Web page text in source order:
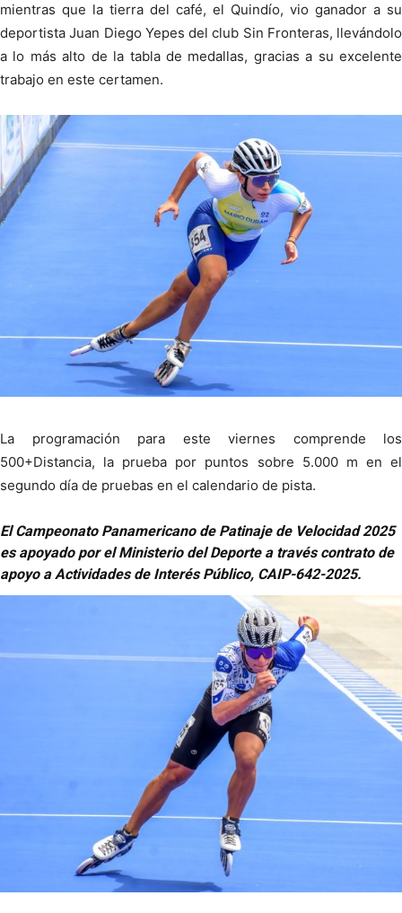
mientras que la tierra del café, el Quindío, vio ganador a su
deportista Juan Diego Yepes del club Sin Fronteras, llevándolo
a lo más alto de la tabla de medallas, gracias a su excelente
trabajo en este certamen.
La programación para este viernes comprende los
500+Distancia, la prueba por puntos sobre 5.000 m en el
segundo día de pruebas en el calendario de pista.
El Campeonato Panamericano de Patinaje de Velocidad 2025
es apoyado por el Ministerio del Deporte a través contrato de
apoyo a Actividades de Interés Público, CAIP-642-2025.